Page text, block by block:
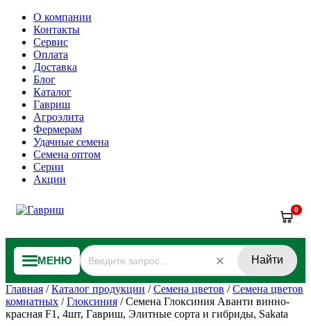
О компании
Контакты
Сервис
Оплата
Доставка
Блог
Каталог
Гавриш
Агроэлита
Фермерам
Удачные семена
Семена оптом
Серии
Акции
0
МЕНЮ Найти
Главная /Каталог продукции /Семена цветов /Семена цветов
комнатных /Глоксиния /Семена Глоксиния Аванти винно-
красная F1, 4шт, Гавриш, Элитные сорта и гибриды, Sakata